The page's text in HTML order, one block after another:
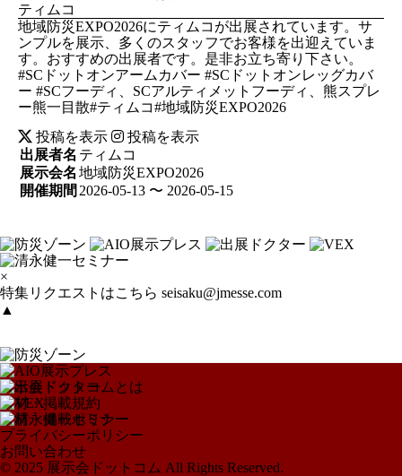
ティムコ
地域防災EXPO2026にティムコが出展されています。サ
ンプルを展示、多くのスタッフでお客様を出迎えていま
す。おすすめの出展者です。是非お立ち寄り下さい。
#SCドットオンアームカバー #SCドットオンレッグカバ
ー #SCフーディ、SCアルティメットフーディ、熊スプレ
ー熊一目散#ティムコ#地域防災EXPO2026
投稿を表示
投稿を表示
出展者名 ティムコ
展示会名 地域防災EXPO2026
開催期間 2026-05-13 〜 2026-05-15
×
特集リクエストはこちら seisaku@jmesse.com
展示会ドットコムとは
取材・掲載規約
取材・掲載ポリシー
プライバシーポリシー
お問い合わせ
© 2025 展示会ドットコム All Rights Reserved.
▲